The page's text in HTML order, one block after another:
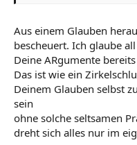
Aus einem Glauben
bescheuert. Ich glaube
Deine ARgumente
Das ist wie ein
Deinem Glauben selbst
sein
ohne solche seltsamen
dreht sich alles nur im